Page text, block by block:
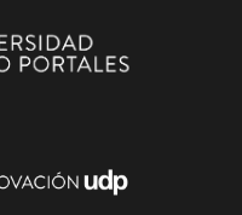
La apertura de
por
comunidad y